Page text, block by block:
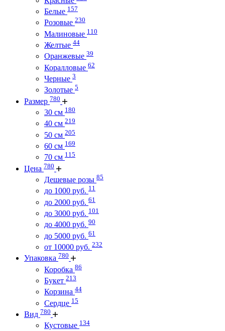
Белые 157
Розовые 230
Малиновые 110
Желтые 44
Оранжевые 39
Коралловые 62
Черные 3
Золотые 5
Размер 780
30 см 180
40 см 219
50 см 205
60 см 169
70 см 115
Цена 780
Дешевые розы 85
до 1000 руб. 11
до 2000 руб. 61
до 3000 руб. 101
до 4000 руб. 90
до 5000 руб. 61
от 10000 руб. 232
Упаковка 780
Коробка 86
Букет 213
Корзина 44
Сердце 15
Вид 780
Кустовые 134